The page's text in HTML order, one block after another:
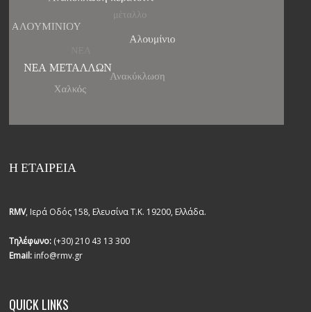
Η ΕΤΑΙΡΕΙΑ
RMV, Ιερά Οδός 158, Ελευσίνα Τ.Κ. 19200, Ελλάδα.
Τηλέφωνο: (+30) 210 43 13 300
Email: info@rmv.gr
QUICK LINKS